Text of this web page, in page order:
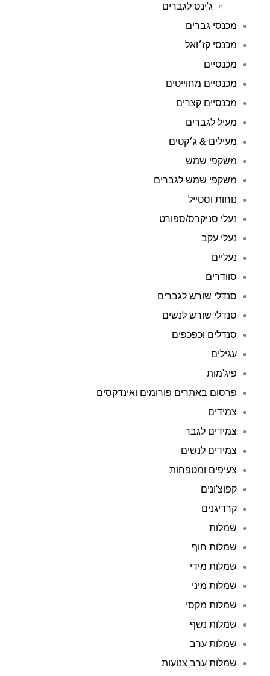
ג'ינס לגברים
מכנסי גברים
מכנסי קז׳ואל
מכנסיים
מכנסיים מחוייטים
מכנסיים קצרים
מעיל לגברים
מעילים & ג׳קטים
משקפי שמש
משקפי שמש לגברים
נוחות וסטייל
נעלי סניקרס/ספורט
נעלי עקב
נעליים
סוודרים
סנדלי שורש לגברים
סנדלי שורש לנשים
סנדלים וכפכפים
עגילים
פיג'מות
פרסום באתרים פורומים ואינדקסים
צמידים
צמידים לגבר
צמידים לנשים
צעיפים ומטפחות
קפוצ'ונים
קרדיגנים
שמלות
שמלות חוף
שמלות מידי
שמלות מיני
שמלות מקסי
שמלות נשף
שמלות ערב
שמלות ערב צנועות